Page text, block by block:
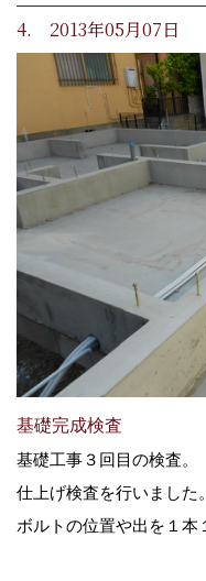
4. 2013年05月07日
基礎完成検査
基礎工事３回目の検査。
仕上げ検査を行いました。
ボルトの位置や出を１本